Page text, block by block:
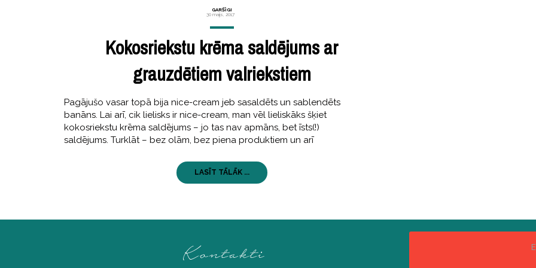
GARŠĪGI
30 maijs, 2017
Kokosriekstu krēma saldējums ar
grauzdētiem valriekstiem
Pagājušo vasar topā bija nice-cream jeb sasaldēts un sablendēts
banāns. Lai arī, cik lielisks ir nice-cream, man vēl lieliskāks šķiet
kokosriekstu krēma saldējums – jo tas nav apmāns, bet īsts(!)
saldējums. Turklāt – bez olām, bez piena produktiem un arī
LASĪT TĀLĀK ...
Kontakti